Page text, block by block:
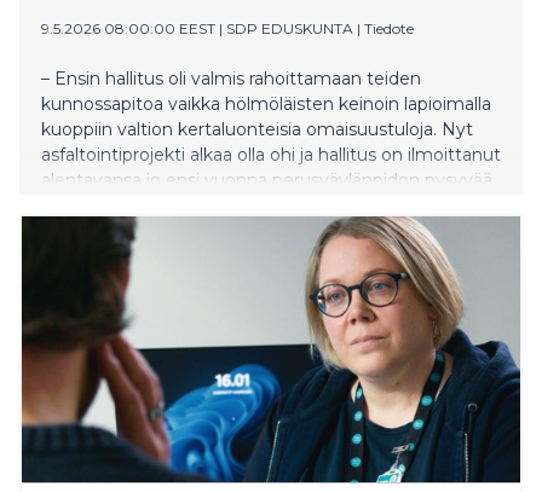
9.5.2026 08:00:00 EEST | SDP EDUSKUNTA | Tiedote
– Ensin hallitus oli valmis rahoittamaan teiden
kunnossapitoa vaikka hölmöläisten keinoin lapioimalla
kuoppiin valtion kertaluonteisia omaisuustuloja. Nyt
asfaltointiprojekti alkaa olla ohi ja hallitus on ilmoittanut
alentavansa jo ensi vuonna perusväylänpidon pysyvää
väylien korjausvelan suhteen, valtiovarainvaliokunnan
liikennejaoston sekä liikenne- ja viestintävaliokunnan
jäsen, kansanedustaja Seppo Eskelinen (sd.) kysyy.